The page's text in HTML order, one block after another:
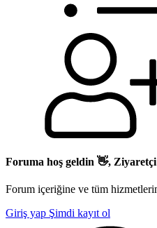
Foruma hoş geldin 👋, Ziyaretçi
Forum içeriğine ve tüm
Giriş yap Şimdi kayıt ol